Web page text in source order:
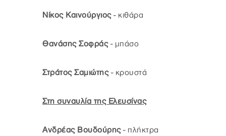
Νίκος Καινούργιος - κιθάρα
Θανάσης Σοφράς- μπάσο
Στράτος Σαμιώτης- κρουστά
Στη συναυλία της Ελευσίνας
Ανδρέας Βουδούρης- πλήκτρα